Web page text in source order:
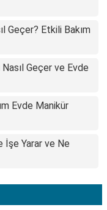
Geçer? Etkili Bakım
Geçer ve Evde
Evde Manikür
İşe Yarar ve Ne